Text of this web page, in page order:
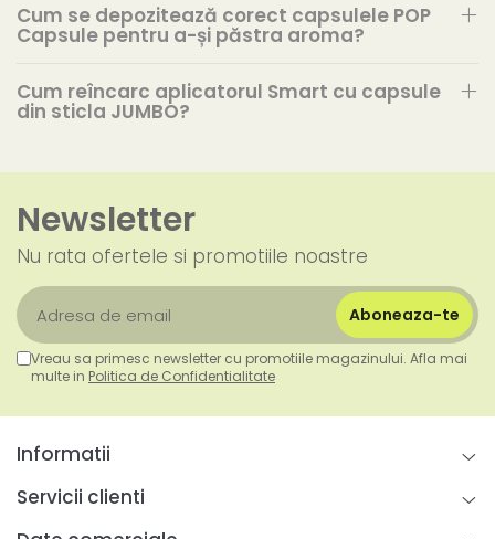
Cum se depozitează corect capsulele POP
Capsule pentru a-și păstra aroma?
Cum reîncarc aplicatorul Smart cu capsule
din sticla JUMBO?
Newsletter
Nu rata ofertele si promotiile noastre
Vreau sa primesc newsletter cu promotiile magazinului. Afla mai
multe in Politica de Confidentialitate
Informatii
Servicii clienti